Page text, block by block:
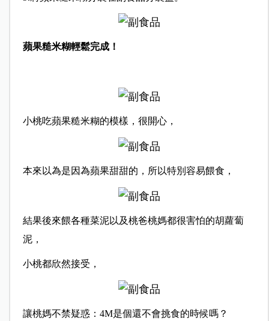
蘋果糙米糊輕鬆完成！
小桃吃蘋果糙米糊的模樣，很開心，
本來以為是因為蘋果甜甜的，所以特別容易餵食，
結果後來餵各種菜泥以及桃爸桃媽都很害怕的胡蘿蔔
泥，
小桃都欣然接受，
讓桃媽不禁疑惑：4M是個還不會挑食的時候嗎？